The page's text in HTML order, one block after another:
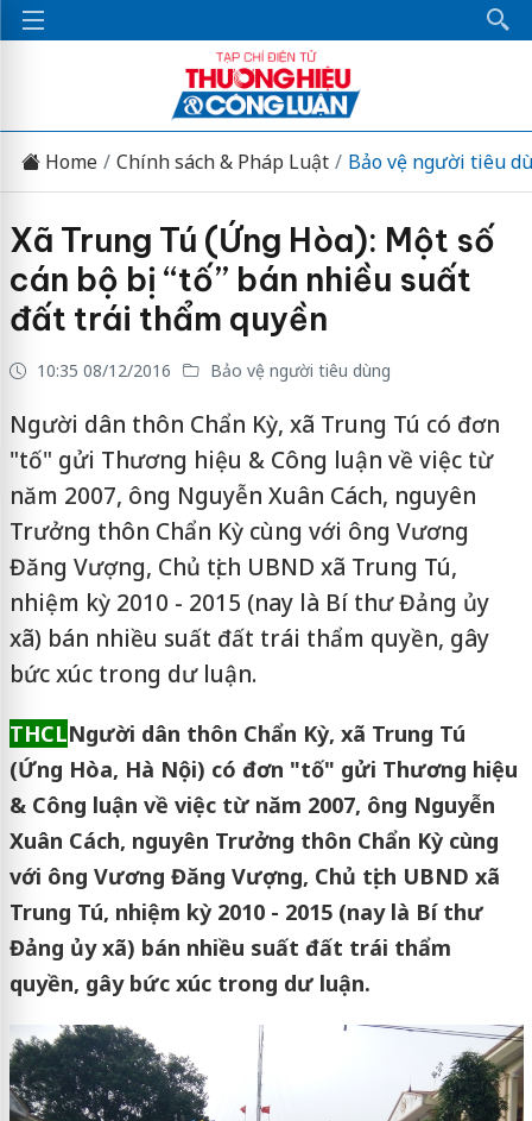
Home Chính sách & Pháp Luật Bảo vệ người tiêu
Xã Trung Tú (Ứng Hòa): Một số
cán bộ bị “tố” bán nhiều suất
đất trái thẩm quyền
10:35 08/12/2016 Bảo vệ người tiêu dùng
Người dân thôn Chẩn Kỳ, xã Trung Tú có đơn
"tố" gửi Thương hiệu & Công luận về việc từ
năm 2007, ông Nguyễn Xuân Cách, nguyên
Trưởng thôn Chẩn Kỳ cùng với ông Vương
Đăng Vượng, Chủ tịch UBND xã Trung Tú,
nhiệm kỳ 2010 - 2015 (nay là Bí thư Đảng ủy
xã) bán nhiều suất đất trái thẩm quyền, gây
bức xúc trong dư luận.
THCLNgười dân thôn Chẩn Kỳ, xã Trung Tú
(Ứng Hòa, Hà Nội) có đơn "tố" gửi Thương hiệu
& Công luận về việc từ năm 2007, ông Nguyễn
Xuân Cách, nguyên Trưởng thôn Chẩn Kỳ cùng
với ông Vương Đăng Vượng, Chủ tịch UBND xã
Trung Tú, nhiệm kỳ 2010 - 2015 (nay là Bí thư
Đảng ủy xã) bán nhiều suất đất trái thẩm
quyền, gây bức xúc trong dư luận.